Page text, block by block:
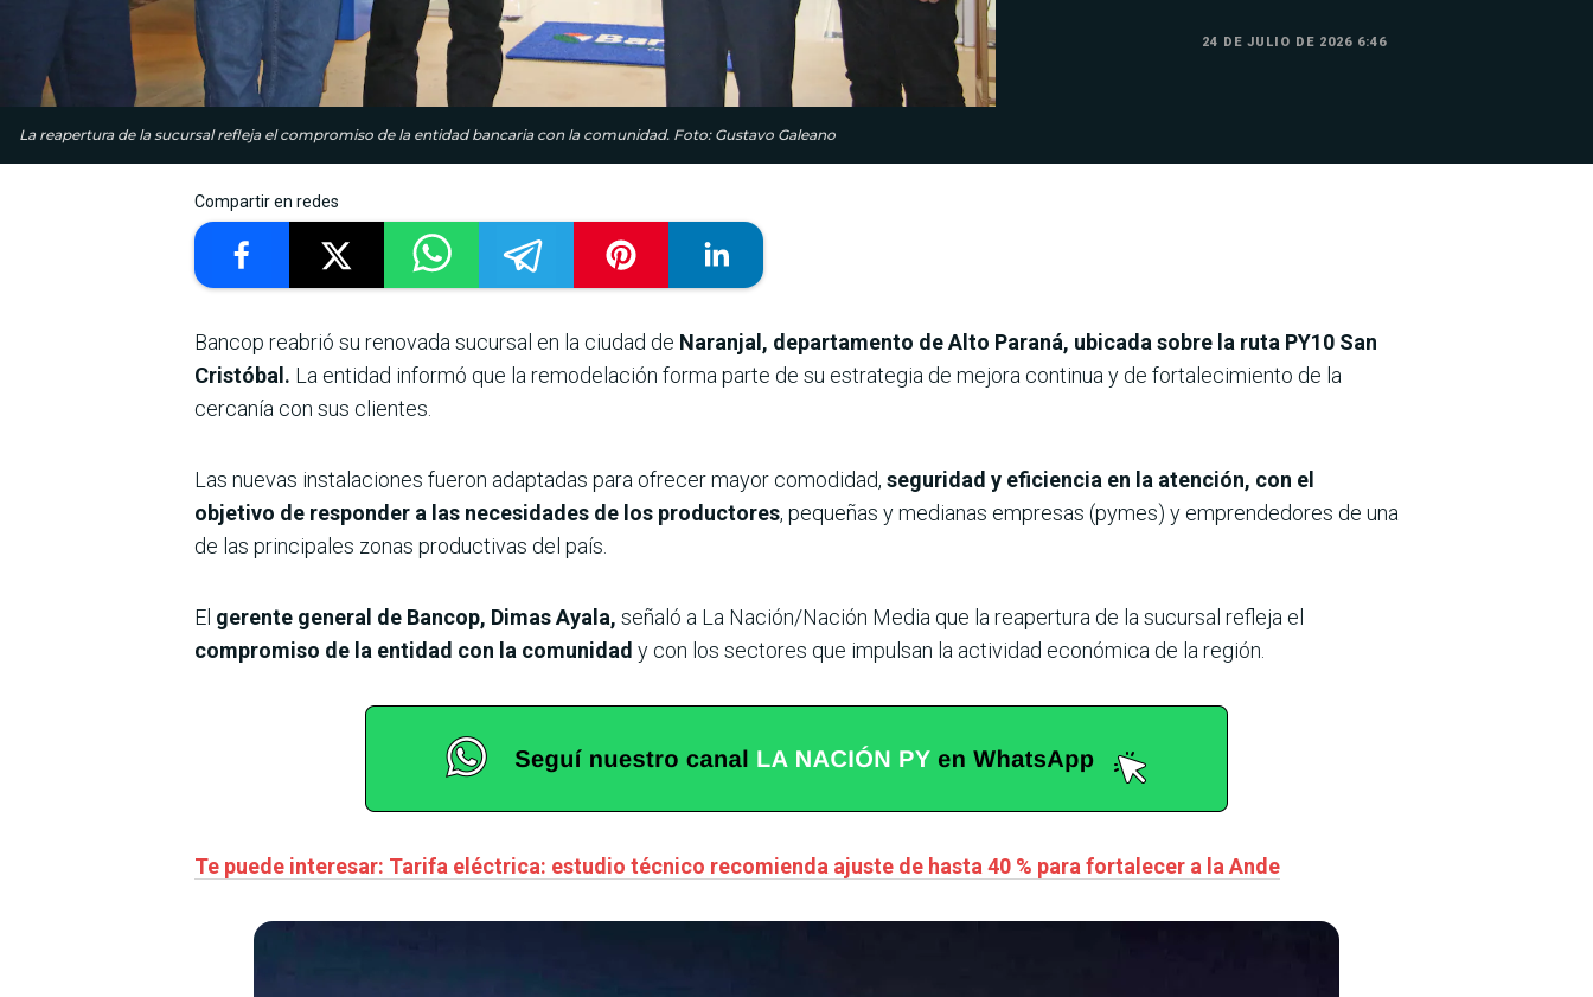
La reapertura de la sucursal refleja el compromiso de la entidad bancaria con la comunidad. Foto: Gustavo Galeano
24 DE JULIO DE 2026 6:46
Compartir en redes
Bancop reabrió su renovada sucursal en la ciudad de Naranjal, departamento de Alto Paraná, ubicada sobre la ruta PY10 San
Cristóbal. La entidad informó que la remodelación forma parte de su estrategia de mejora continua y de fortalecimiento de la
cercanía con sus clientes.
Las nuevas instalaciones fueron adaptadas para ofrecer mayor comodidad, seguridad y eficiencia en la atención, con el
objetivo de responder a las necesidades de los productores, pequeñas y medianas empresas (pymes) y emprendedores de una
de las principales zonas productivas del país.
El gerente general de Bancop, Dimas Ayala, señaló a La Nación/Nación Media que la reapertura de la sucursal refleja el
compromiso de la entidad con la comunidad y con los sectores que impulsan la actividad económica de la región.
Te puede interesar: Tarifa eléctrica: estudio técnico recomienda ajuste de hasta 40 % para fortalecer a la Ande